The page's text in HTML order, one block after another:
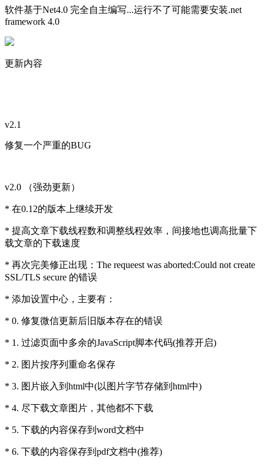
软件基于Net4.0 完全自主编写...运行不了可能需要安装.net
framework 4.0
更新内容
v2.1
修复一个严重的BUG
v2.0 （强劲更新）
* 在0.12的版本上继续开发
* 提高文章下载线程数和调整线程效率，间接地也调高批量下
载文章的下载速度
* 再次完美修正出现：The requeest was aborted:Could not create
SSL/TLS secure 的错误
* 添加设置中心，主要有：
* 0. 修复微信更新后旧版本存在的错误
* 1. 过滤页面中多余的JavaScript脚本代码(推荐开启)
* 2. 图片按序列重命名保存
* 3. 图片嵌入到html中(以图片字节存储到html中)
* 4. 尽下载文章图片，其他都不下载
* 5. 下载的内容保存到word文档中
* 6. 下载的内容保存到pdf文档中(推荐)